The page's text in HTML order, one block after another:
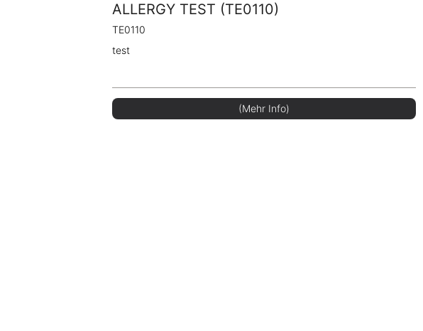
ALLERGY TEST (TE0110)
TE0110
test
(Mehr Info)